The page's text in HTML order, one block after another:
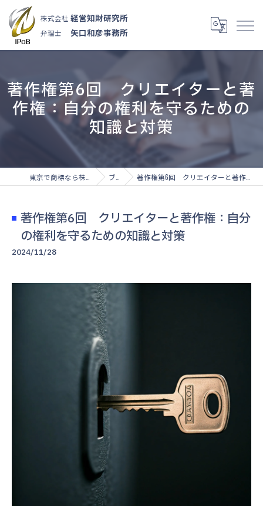
株式会社 経営知財研究所
弁理士 矢口和彦事務所
著作権第6回 クリエイターと著
作権：自分の権利を守るための
知識と対策
ブログ 著作権第6回 クリエイターと著作権：自分の権利を守るための知識と対策
著作権第6回 クリエイターと著作権：自分
の権利を守るための知識と対策
2024/11/28